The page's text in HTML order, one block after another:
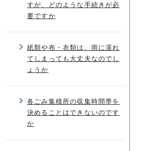
すが、どのような手続きが必
要ですか
紙類や布・衣類は、雨に濡れ
てしまっても大丈夫なのでし
ょうか
各ごみ集積所の収集時間帯を
決めることはできないのです
か